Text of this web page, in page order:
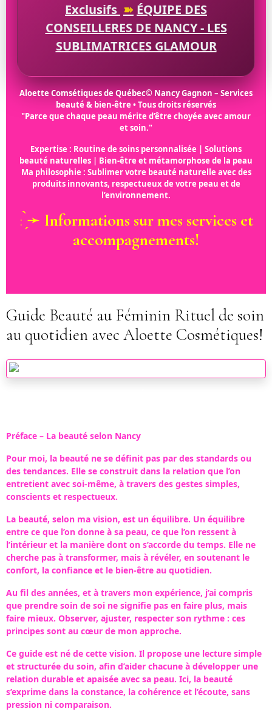
Exclusifs ➽ ÉQUIPE DES
CONSEILLERES DE NANCY - LES
SUBLIMATRICES GLAMOUR
Aloette Comsétiques de Québec© Nancy Gagnon – Services
beauté & bien-être • Tous droits réservés
"Parce que chaque peau mérite d’être choyée avec amour
et soin."
Expertise : Routine de soins personnalisée | Solutions
beauté naturelles | Bien-être et métamorphose de la peau
Ma philosophie : Sublimer votre beauté naturelle avec des
produits innovants, respectueux de votre peau et de
l’environnement.
: ̗̀➛ Informations sur mes services et
accompagnements!
Guide Beauté au Féminin Rituel de soin
au quotidien avec Aloette Cosmétiques!
Préface – La beauté selon Nancy
Pour moi, la beauté ne se définit pas par des standards ou
des tendances. Elle se construit dans la relation que l’on
entretient avec soi-même, à travers des gestes simples,
conscients et respectueux.
La beauté, selon ma vision, est un équilibre. Un équilibre
entre ce que l’on donne à sa peau, ce que l’on ressent à
l’intérieur et la manière dont on s’accorde du temps. Elle ne
cherche pas à transformer, mais à révéler, en soutenant le
confort, la confiance et le bien-être au quotidien.
Au fil des années, et à travers mon expérience, j’ai compris
que prendre soin de soi ne signifie pas en faire plus, mais
faire mieux. Observer, ajuster, respecter son rythme : ces
principes sont au cœur de mon approche.
Ce guide est né de cette vision. Il propose une lecture simple
et structurée du soin, afin d’aider chacune à développer une
relation durable et apaisée avec sa peau. Ici, la beauté
s’exprime dans la constance, la cohérence et l’écoute, sans
pression ni comparaison.